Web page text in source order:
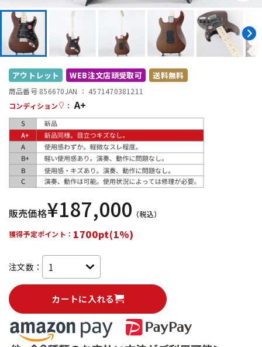
DJ機器 DTM
配信/ライブ機器
中古
アウトレット WEB注文店頭受取可 送料無料
商品番号 856670JAN ： 4571470381211
コンディション
： A+
販売価格¥187,000 （税込）
獲得予定ポイント： 1700pt(1%)
注文数：
カートに入れる